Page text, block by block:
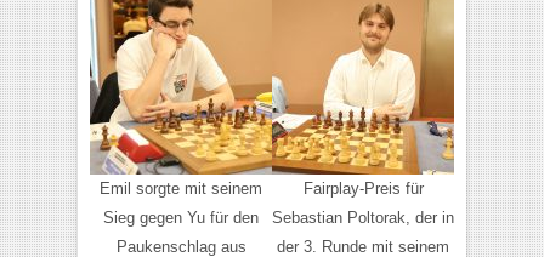
Emil sorgte mit seinem
Sieg gegen Yu für den
Paukenschlag aus
Fairplay-Preis für
Sebastian Poltorak, der in
der 3. Runde mit seinem